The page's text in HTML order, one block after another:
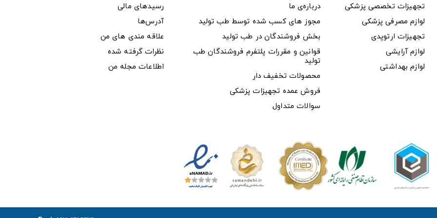
تجهیزات تخصصی پزشکی
لوازم مصرفی پزشکی
تجهیزات ارتوپدی
لوازم آرایشی
لوازم بهداشتی
درباره‌ی ما
مجوز های کسب شده توسط طب تولید
بخش فروشندگان در طب تولید
قوانین و مقررات پلتفرم فروشندگان طب
تولید
محصولات تخفیف دار
فروش عمده تجهیزات پزشکی
سوالات متداول
رسیدهای مالی
آدرس‌ها
علاقه مندی های من
نظرات گرفته شده
اطلاعات مجله من